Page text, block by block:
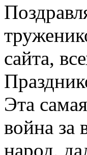
сайта,
Эта
война за
народ,